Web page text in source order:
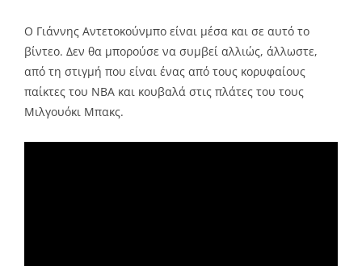
Ο Γιάννης Αντετοκούνμπο είναι μέσα και σε αυτό το
βίντεο. Δεν θα μπορούσε να συμβεί αλλιώς, άλλωστε,
από τη στιγμή που είναι ένας από τους κορυφαίους
παίκτες του ΝΒΑ και κουβαλά στις πλάτες του τους
Μιλγουόκι Μπακς.